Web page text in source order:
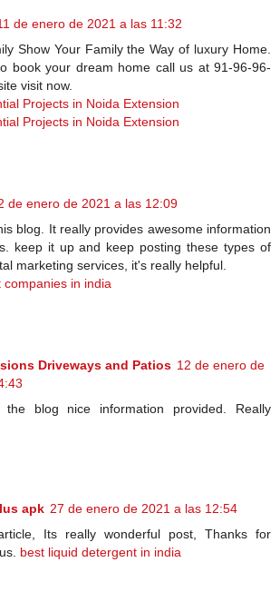
de enero de 2021 a las 11:32
Show Your Family the Way of luxury Home.
book your dream home call us at 91-96-96-
visit now.
Projects in Noida Extension
Projects in Noida Extension
de enero de 2021 a las 12:09
blog. It really provides awesome information
keep it up and keep posting these types of
marketing services, it's really helpful.
companies in india
Driveways and Patios 12 de enero de
the blog nice information provided. Really
apk 27 de enero de 2021 a las 12:54
Its really wonderful post, Thanks for
best liquid detergent in india